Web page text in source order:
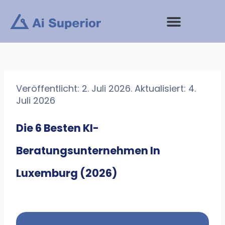
Inhalt
springen
Veröffentlicht: 2. Juli 2026. Aktualisiert: 4.
Juli 2026
Die 6 Besten KI-
Beratungsunternehmen In
Luxemburg (2026)